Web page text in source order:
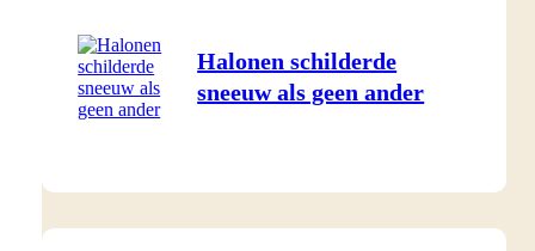
Halonen schilderde
sneeuw als geen ander